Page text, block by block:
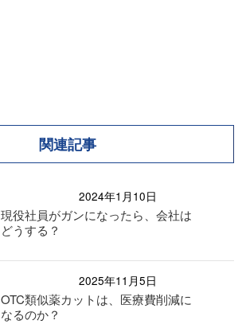
関連記事
2024年1月10日
現役社員がガンになったら、会社は
どうする？
2025年11月5日
OTC類似薬カットは、医療費削減に
なるのか？